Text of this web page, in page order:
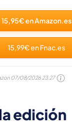
15,95€ en Amazon.es
15,99€ en Fnac.es
07/08/2026 23:27
edición